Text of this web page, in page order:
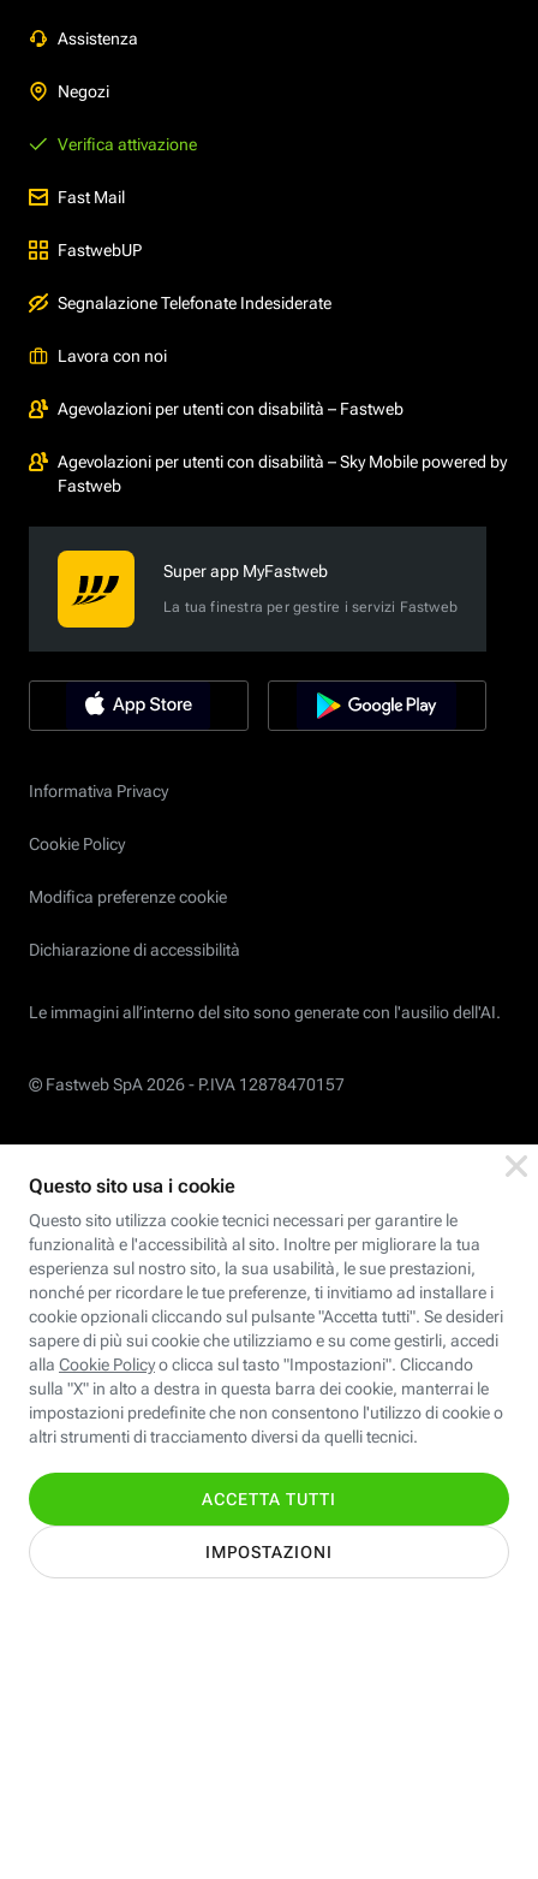
Assistenza
Negozi
Verifica attivazione
Fast Mail
FastwebUP
Segnalazione Telefonate Indesiderate
Lavora con noi
Agevolazioni per utenti con disabilità – Fastweb
Agevolazioni per utenti con disabilità – Sky Mobile powered by
Fastweb
Super app MyFastweb
La tua finestra per gestire i servizi Fastweb
Informativa Privacy
Cookie Policy
Modifica preferenze cookie
Dichiarazione di accessibilità
Le immagini all’interno del sito sono generate con l'ausilio dell'AI.
© Fastweb SpA 2026 - P.IVA 12878470157